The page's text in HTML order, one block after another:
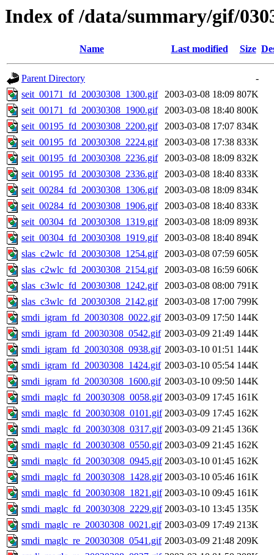
Index of /data/summary/gif/
Name Last modified Size
Parent Directory
-
seit_00171_fd_20030308_1300.gif
2003-03-08 18:09 807K
seit_00171_fd_20030308_1900.gif
2003-03-08 18:40 800K
seit_00195_fd_20030308_2200.gif
2003-03-08 17:07 834K
seit_00195_fd_20030308_2224.gif
2003-03-08 17:38 833K
seit_00195_fd_20030308_2236.gif
2003-03-08 18:09 832K
seit_00195_fd_20030308_2336.gif
2003-03-08 18:40 833K
seit_00284_fd_20030308_1306.gif
2003-03-08 18:09 834K
seit_00284_fd_20030308_1906.gif
2003-03-08 18:40 833K
seit_00304_fd_20030308_1319.gif
2003-03-08 18:09 893K
seit_00304_fd_20030308_1919.gif
2003-03-08 18:40 894K
slas_c2wlc_fd_20030308_1254.gif
2003-03-08 07:59 605K
slas_c2wlc_fd_20030308_2154.gif
2003-03-08 16:59 606K
slas_c3wlc_fd_20030308_1242.gif
2003-03-08 08:00 791K
slas_c3wlc_fd_20030308_2142.gif
2003-03-08 17:00 799K
smdi_igram_fd_20030308_0022.gif 2003-03-09 17:50 144K
smdi_igram_fd_20030308_0542.gif 2003-03-09 21:49 144K
smdi_igram_fd_20030308_0938.gif 2003-03-10 01:51 144K
smdi_igram_fd_20030308_1424.gif 2003-03-10 05:54 144K
smdi_igram_fd_20030308_1600.gif 2003-03-10 09:50 144K
smdi_maglc_fd_20030308_0058.gif 2003-03-09 17:45 161K
smdi_maglc_fd_20030308_0101.gif 2003-03-09 17:45 162K
smdi_maglc_fd_20030308_0317.gif 2003-03-09 21:45 136K
smdi_maglc_fd_20030308_0550.gif 2003-03-09 21:45 162K
smdi_maglc_fd_20030308_0945.gif 2003-03-10 01:45 162K
smdi_maglc_fd_20030308_1428.gif 2003-03-10 05:46 161K
smdi_maglc_fd_20030308_1821.gif 2003-03-10 09:45 161K
smdi_maglc_fd_20030308_2229.gif 2003-03-10 13:45 135K
smdi_maglc_re_20030308_0021.gif 2003-03-09 17:49 213K
smdi_maglc_re_20030308_0541.gif 2003-03-09 21:48 209K